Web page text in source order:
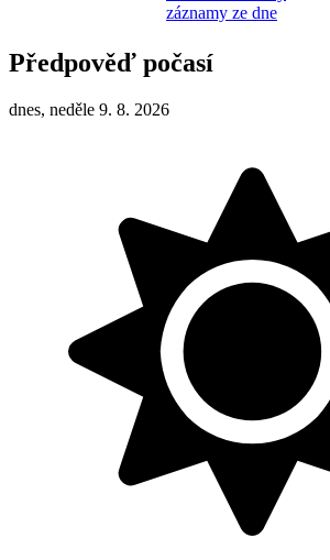
záznamy ze dne
Předpověď počasí
dnes, neděle 9. 8. 2026